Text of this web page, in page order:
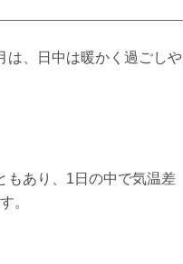
は、日中は暖かく過ごしや
もあり、1日の中で気温差
。